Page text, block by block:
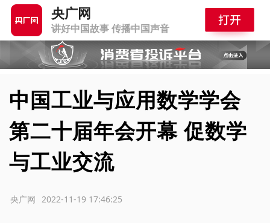
央广网
讲好中国故事 传播中国声音
中国工业与应用数学学会
第二十届年会开幕 促数学
与工业交流
2022-11-19 17:46:25
央广网